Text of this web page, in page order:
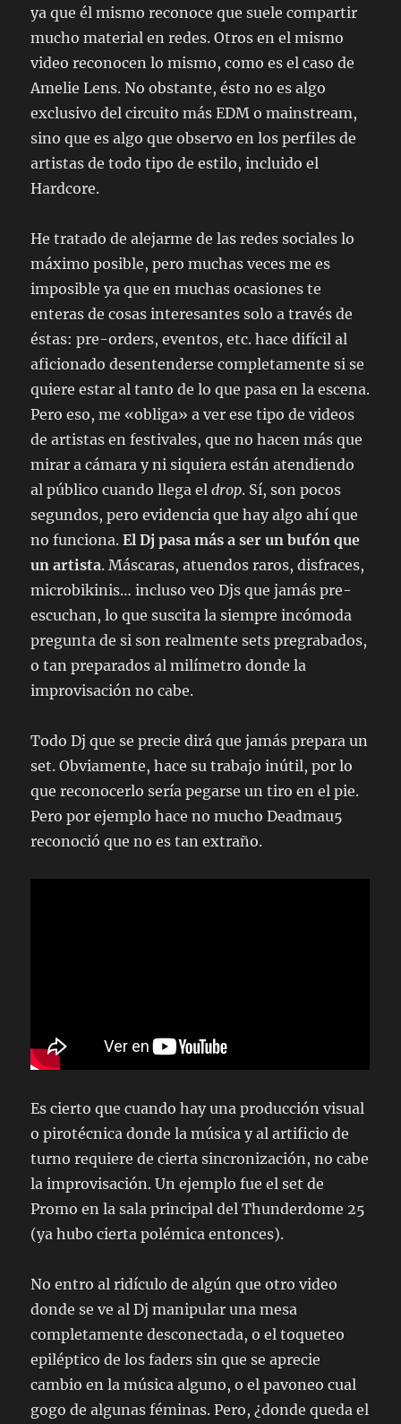
ya que él mismo reconoce que suele compartir
mucho material en redes. Otros en el mismo
video reconocen lo mismo, como es el caso de
Amelie Lens. No obstante, ésto no es algo
exclusivo del circuito más EDM o mainstream,
sino que es algo que observo en los perfiles de
artistas de todo tipo de estilo, incluido el
Hardcore.
He tratado de alejarme de las redes sociales lo
máximo posible, pero muchas veces me es
imposible ya que en muchas ocasiones te
enteras de cosas interesantes solo a través de
éstas: pre-orders, eventos, etc. hace difícil al
aficionado desentenderse completamente si se
quiere estar al tanto de lo que pasa en la escena.
Pero eso, me «obliga» a ver ese tipo de videos
de artistas en festivales, que no hacen más que
mirar a cámara y ni siquiera están atendiendo
al público cuando llega eldrop. Sí, son pocos
segundos, pero evidencia que hay algo ahí que
no funciona.El Dj pasa más a ser un bufón que
un artista. Máscaras, atuendos raros, disfraces,
microbikinis… incluso veo Djs que jamás pre-
escuchan, lo que suscita la siempre incómoda
pregunta de si son realmente sets pregrabados,
o tan preparados al milímetro donde la
improvisación no cabe.
Todo Dj que se precie dirá que jamás prepara un
set. Obviamente, hace su trabajo inútil, por lo
que reconocerlo sería pegarse un tiro en el pie.
Pero por ejemplo hace no mucho Deadmau5
reconoció que no es tan extraño.
Es cierto que cuando hay una producción visual
o pirotécnica donde la música y al artificio de
turno requiere de cierta sincronización, no cabe
la improvisación. Un ejemplo fue el set de
Promo en la sala principal del Thunderdome 25
(ya hubo cierta polémica entonces).
No entro al ridículo de algún que otro video
donde se ve al Dj manipular una mesa
completamente desconectada, o el toqueteo
epiléptico de los faders sin que se aprecie
cambio en la música alguno, o el pavoneo cual
gogo de algunas féminas. Pero, ¿donde queda el